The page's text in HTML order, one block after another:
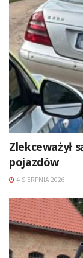
Zlekceważył
pojazdów
4 SIERPNIA 2026